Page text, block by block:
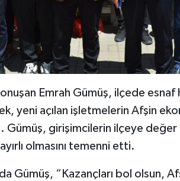
Emrah Gümüş, ilçede
yeni açılan işletmelerin Afşin
Gümüş, girişimcilerin ilçeye değer
olmasını temenni etti.
Gümüş, “Kazançları bol olsun,